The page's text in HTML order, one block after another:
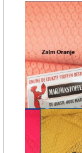
Dit
product
heeft
meerdere
variaties.
Deze
optie
kan
gekozen
worden
de
productpagina